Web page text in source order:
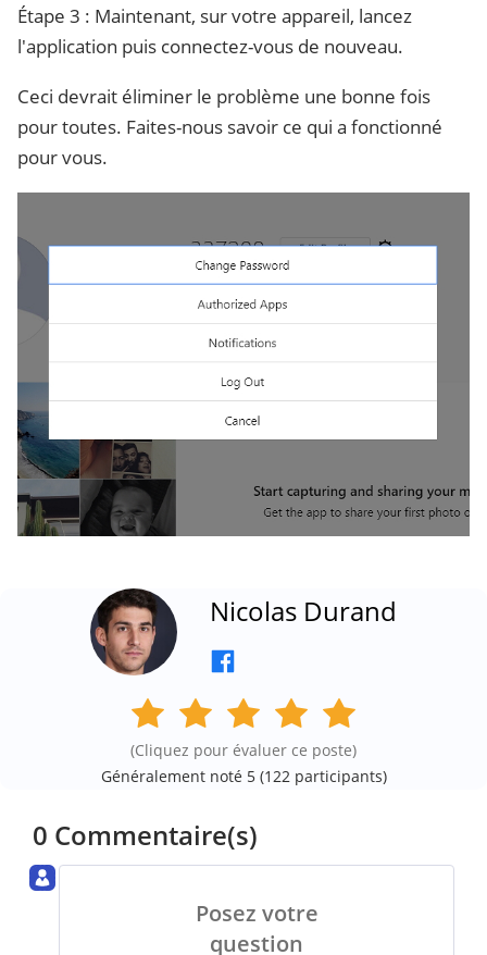
Étape 3 : Maintenant, sur votre appareil, lancez
l'application puis connectez-vous de nouveau.
Ceci devrait éliminer le problème une bonne fois
pour toutes. Faites-nous savoir ce qui a fonctionné
pour vous.
Nicolas Durand
(Cliquez pour évaluer ce poste)
Généralement noté 5 (122participants)
0 Commentaire(s)
Posez votre
question